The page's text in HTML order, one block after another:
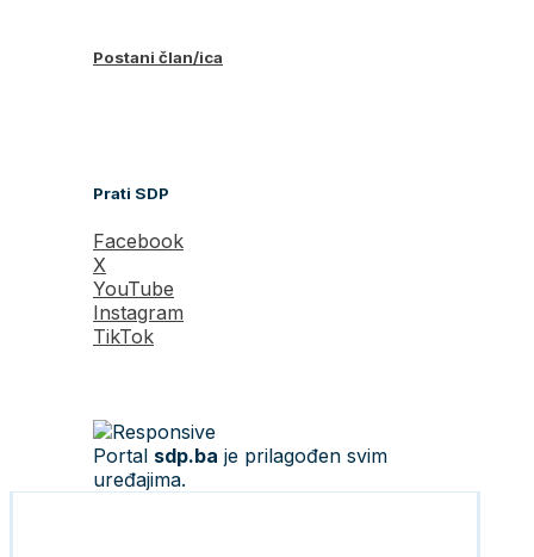
Postani član/ica
Prati SDP
Facebook
X
YouTube
Instagram
TikTok
Portal sdp.ba je prilagođen svim
uređajima.